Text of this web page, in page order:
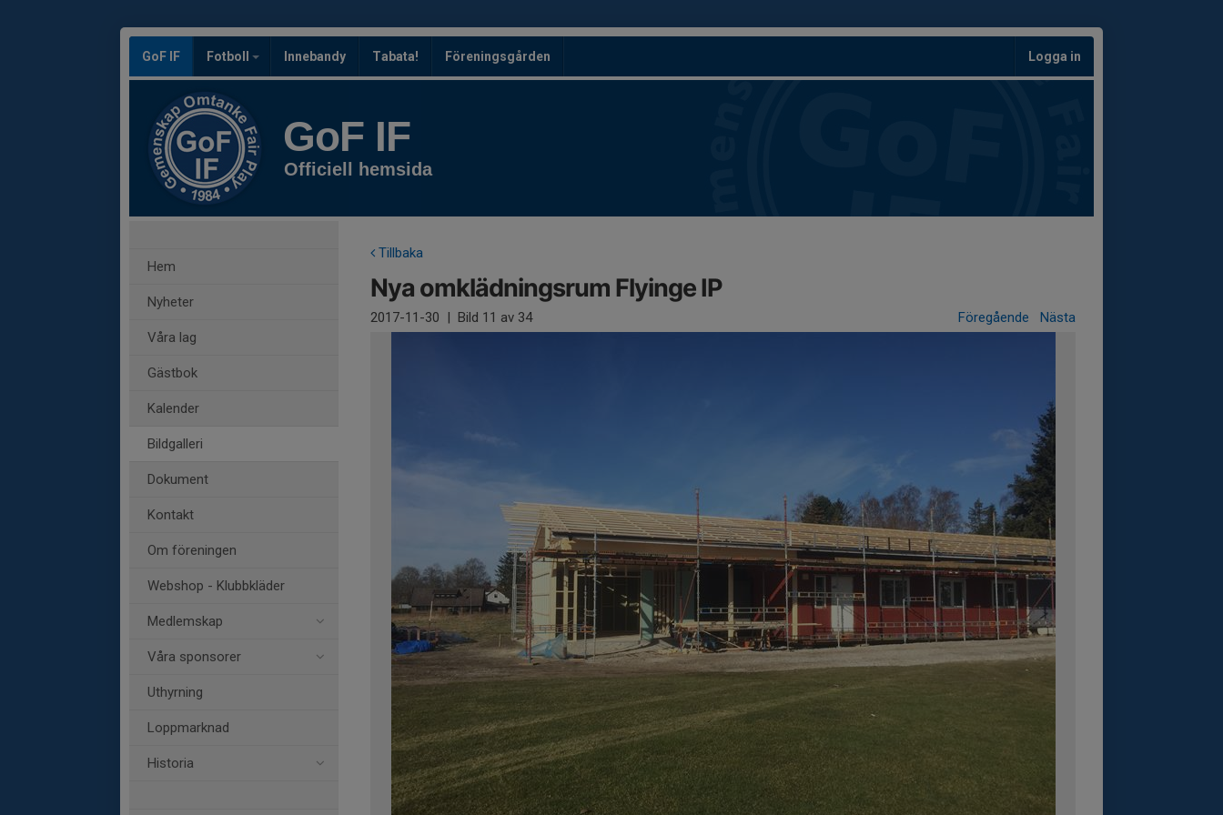
GoF IF Fotboll Innebandy Tabata! Föreningsgården Logga in
GoF IF
Officiell hemsida
Hem
Nyheter
Våra lag
Gästbok
Kalender
Bildgalleri
Dokument
Kontakt
Om föreningen
Webshop - Klubbkläder
Medlemskap
Våra sponsorer
Uthyrning
Loppmarknad
Historia
Tillbaka
Nya omklädningsrum Flyinge IP
2017-11-30 | Bild 11 av 34 Föregående Nästa